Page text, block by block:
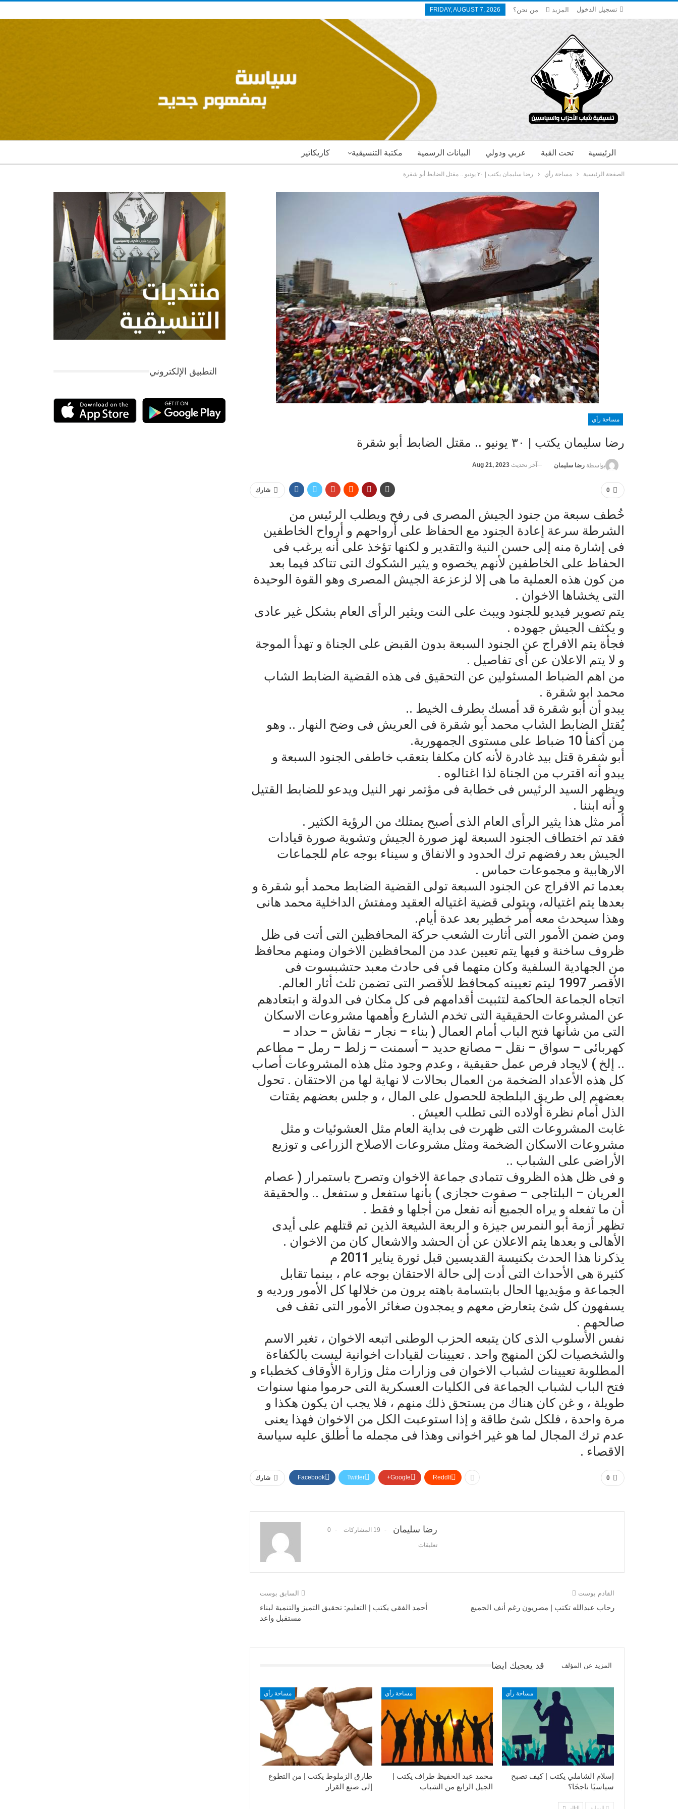
تسجيل الدخول FRIDAY, AUGUST 7, 2026 من نحن؟ المزيد
كاريكاتير مكتبة التنسيقية البيانات الرسمية عربي ودولي تحت القبة الرئيسية
الصفحة الرئيسية مساحة رأي رضا سليمان يكتب | ٣٠ يونيو .. مقتل الضابط أبو شقرة
مساحة رأي
رضا سليمان يكتب | ٣٠ يونيو .. مقتل الضابط أبو شقرة
بواسطة رضا سليمان آخر تحديث Aug 21, 2023
0 شارك
خُطف سبعة من جنود الجيش المصرى فى رفح ويطلب الرئيس من
الشرطة سرعة إعادة الجنود مع الحفاظ على أرواحهم و أرواح الخاطفين
فى إشارة منه إلى حسن النية والتقدير و لكنها تؤخذ على أنه يرغب فى
الحفاظ على الخاطفين لأنهم يخصوه و يثير الشكوك التى تتاكد فيما بعد
من كون هذه العملية ما هى إلا لزعزعة الجيش المصرى وهو القوة الوحيدة
التى يخشاها الاخوان .
يتم تصوير فيديو للجنود ويبث على النت ويثير الرأى العام بشكل غير عادى
و يكثف الجيش جهوده .
فجأة يتم الافراج عن الجنود السبعة بدون القبض على الجناة و تهدأ الموجة
و لا يتم الاعلان عن أى تفاصيل .
من اهم الضباط المسئولين عن التحقيق فى هذه القضية الضابط الشاب
محمد ابو شقرة .
يبدو أن أبو شقرة قد أمسك بطرف الخيط ..
يٌقتل الضابط الشاب محمد أبو شقرة فى العريش فى وضح النهار .. وهو
من أكفأ 10 ضباط على مستوى الجمهورية.
أبو شقرة قتل بيد غادرة لأنه كان مكلفا بتعقب خاطفى الجنود السبعة و
يبدو أنه اقترب من الجناة لذا اغتالوه .
ويظهر السيد الرئيس فى خطابة فى مؤتمر نهر النيل ويدعو للضابط القتيل
و أنه ابننا .
أمر مثل هذا يثير الرأى العام الذى أصبح يمتلك من الرؤية الكثير .
فقد تم اختطاف الجنود السبعة لهز صورة الجيش وتشوية صورة قيادات
الجيش بعد رفضهم ترك الحدود و الانفاق و سيناء بوجه عام للجماعات
الارهابية و مجموعات حماس .
بعدما تم الافراج عن الجنود السبعة تولى القضية الضابط محمد أبو شقرة و
بعدها يتم اغتياله، ويتولى قضية اغتياله العقيد ومفتش الداخلية محمد هانى
وهذا سيحدث معه أمر خطير بعد عدة أيام.
ومن ضمن الأمور التى أثارت الشعب حركة المحافظين التى أتت فى ظل
ظروف ساخنة و فيها يتم تعيين عدد من المحافظين الاخوان ومنهم محافظ
من الجهادية السلفية وكان متهما فى فى حادث معبد حتشبسوت فى
الأقصر 1997 ليتم تعيينه كمحافظ للأقصر التى تضمن ثلث أثار العالم.
اتجاه الجماعة الحاكمة لتثبيت أقدامهم فى كل مكان فى الدولة و ابتعادهم
عن المشروعات الحقيقية التى تخدم الشارع وأهمها مشروعات الاسكان
التى من شأنها فتح الباب أمام العمال ( بناء – نجار – نقاش – حداد –
كهربائى – سواق – نقل – مصانع حديد – أسمنت – زلط – رمل – مطاعم
.. إلخ ) لايجاد فرص عمل حقيقية ، وعدم وجود مثل هذه المشروعات أصاب
كل هذه الأعداد الضخمة من العمال بحالات لا نهاية لها من الاحتقان . تحول
بعضهم إلى طريق البلطجة للحصول على المال ، و جلس بعضهم يقتات
الذل أمام نظرة أولاده التى تطلب العيش .
غابت المشروعات التى ظهرت فى بداية العام مثل العشوئيات و مثل
مشروعات الاسكان الضخمة ومثل مشروعات الاصلاح الزراعى و توزيع
الأراضى على الشباب ..
و فى ظل هذه الظروف تتمادى جماعة الاخوان وتصرح باستمرار ( عصام
العريان – البلتاجى – صفوت حجازى ) بأنها ستفعل و ستفعل .. والحقيقة
أن ما تفعله و يراه الجميع أنه تفعل من أجلها و فقط .
تظهر أزمة أبو النمرس جيزة و الربعة الشيعة الذين تم قتلهم على أيدى
الأهالى و بعدها يتم الاعلان عن أن الحشد والاشعال كان من الاخوان .
يذكرنا هذا الحدث بكنيسة القديسين قبل ثورة يناير 2011 م
كثيرة هى الأحداث التى أدت إلى حالة الاحتقان بوجه عام ، بينما تقابل
الجماعة و مؤيديها الحال بابتسامة باهته يرون من خلالها كل الأمور ورديه و
يسفهون كل شئ يتعارض معهم و يمجدون صغائر الأمور التى تقف فى
صالحهم .
نفس الأسلوب الذى كان يتبعه الحزب الوطنى اتبعه الاخوان ، تغير الاسم
والشخصيات لكن المنهج واحد . تعيينات لقيادات اخوانية ليست بالكفاءة
المطلوبة تعيينات لشباب الاخوان فى وزارات مثل وزارة الأوقاف كخطباء و
فتح الباب لشباب الجماعة فى الكليات العسكرية التى حرموا منها سنوات
طويلة ، و غن كان هناك من يستحق ذلك منهم ، فلا يجب ان يكون هكذا و
مرة واحدة ، فلكل شئ طاقة و إذا استوعبت الكل من الاخوان فهذا يعنى
عدم ترك المجال لما هو غير اخوانى وهذا فى مجمله ما أطلق عليه سياسة
الاقصاء .
0 شارك Facebook Twitter Google+ ReddIt
رضا سليمان 19 المشاركات 0
تعليقات
السابق بوست
أحمد الفقي يكتب | التعليم: تحقيق التميز والتنمية لبناء
مستقبل واعد
القادم بوست
رحاب عبدالله تكتب | مصريون رغم أنف الجميع
قد يعجبك ايضا المزيد عن المؤلف
مساحة رأي
طارق الزملوط يكتب | من التطوع
إلى صنع القرار
مساحة رأي
محمد عبد الحفيظ طراف يكتب |
الجيل الرابع من الشباب
مساحة رأي
إسلام الشاملي يكتب | كيف تصبح
سياسيًا ناجحًا؟
التطبيق الإلكتروني